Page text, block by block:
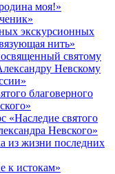
моя!»
экскурсионных
нить»
святому
Невскому
благоверного
«Наследие святого
Невского»
из жизни последних
к истокам»